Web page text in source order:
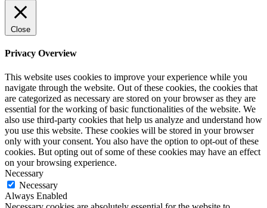
Close
Privacy Overview
This website uses cookies to improve your experience while you
navigate through the website. Out of these cookies, the cookies that
are categorized as necessary are stored on your browser as they are
essential for the working of basic functionalities of the website. We
also use third-party cookies that help us analyze and understand how
you use this website. These cookies will be stored in your browser
only with your consent. You also have the option to opt-out of these
cookies. But opting out of some of these cookies may have an effect
on your browsing experience.
Necessary
Necessary
Always Enabled